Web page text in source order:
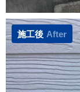
施工後 After